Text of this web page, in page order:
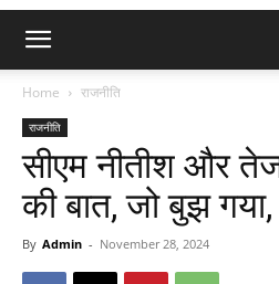
Home राजनीति
राजनीति
सीएम नीतीश और
की बात, जो बुझ
By Admin - November 28, 2024